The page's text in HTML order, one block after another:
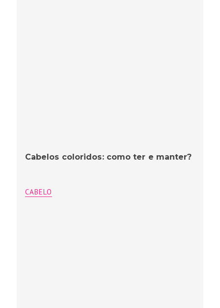
Cabelos coloridos: como ter e manter?
CABELO